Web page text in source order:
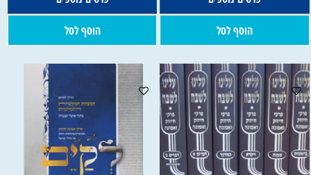
הוסף לסל הוסף לסל